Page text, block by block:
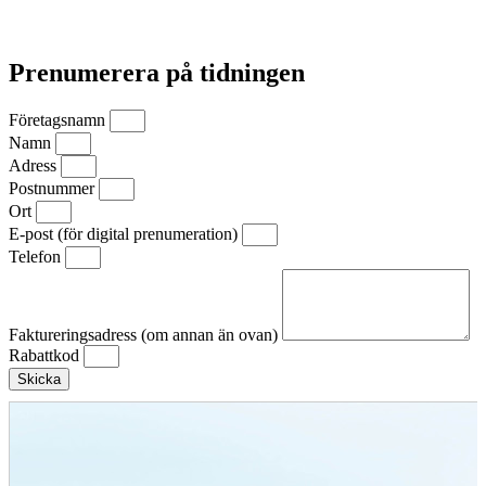
Prenumerera på tidningen
Företagsnamn
Namn
Adress
Postnummer
Ort
E-post (för digital prenumeration)
Telefon
Faktureringsadress (om annan än ovan)
Rabattkod
Skicka